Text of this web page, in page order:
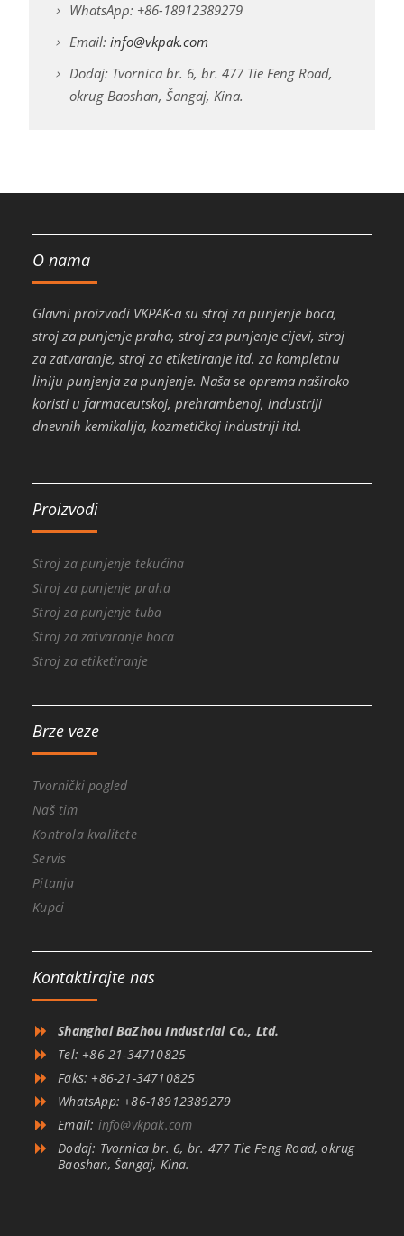
WhatsApp: +86-18912389279
Email: info@vkpak.com
Dodaj: Tvornica br. 6, br. 477 Tie Feng Road,
okrug Baoshan, Šangaj, Kina.
O nama
Glavni proizvodi VKPAK-a su stroj za punjenje boca,
stroj za punjenje praha, stroj za punjenje cijevi, stroj
za zatvaranje, stroj za etiketiranje itd. za kompletnu
liniju punjenja za punjenje. Naša se oprema naširoko
koristi u farmaceutskoj, prehrambenoj, industriji
dnevnih kemikalija, kozmetičkoj industriji itd.
Proizvodi
Stroj za punjenje tekućina
Stroj za punjenje praha
Stroj za punjenje tuba
Stroj za zatvaranje boca
Stroj za etiketiranje
Brze veze
Tvornički pogled
Naš tim
Kontrola kvalitete
Servis
Pitanja
Kupci
Kontaktirajte nas
Shanghai BaZhou Industrial Co., Ltd.
Tel: +86-21-34710825
Faks: +86-21-34710825
WhatsApp: +86-18912389279
Email: info@vkpak.com
Dodaj: Tvornica br. 6, br. 477 Tie Feng Road, okrug
Baoshan, Šangaj, Kina.